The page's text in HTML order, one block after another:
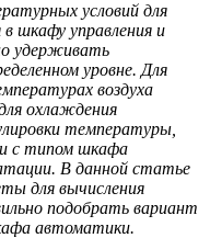
условий для
шкафу управления и
удерживать
уровне. Для
воздуха
охлаждения
температуры,
с типом шкафа
В данной статье
для вычисления
подобрать вариант
автоматики.